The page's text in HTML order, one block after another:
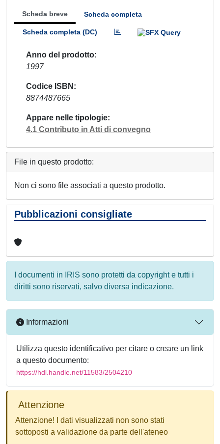
Scheda breve Scheda completa
Scheda completa (DC)
Anno del prodotto
1997
Codice ISBN
8874487665
Appare nelle tipologie
4.1 Contributo in Atti di convegno
File in questo prodotto:
Non ci sono file associati a questo prodotto.
Pubblicazioni consigliate
I documenti in IRIS sono protetti da copyright e tutti i
diritti sono riservati, salvo diversa indicazione.
Informazioni
Utilizza questo identificativo per citare o creare un link
a questo documento:
https://hdl.handle.net/11583/2504210
Attenzione
Attenzione! I dati visualizzati non sono stati
sottoposti a validazione da parte dell'ateneo